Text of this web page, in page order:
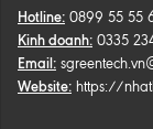
Hotline: 0899 55 55
Kinh doanh: 0335
Email:
Website: https://